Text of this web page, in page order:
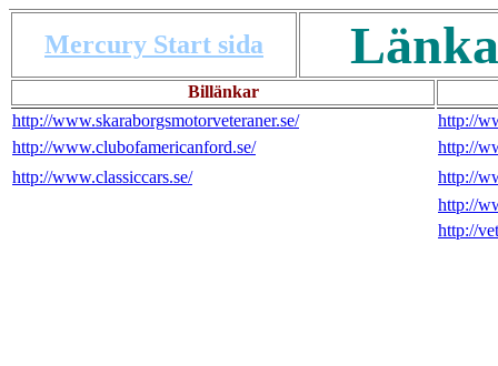
Mercury Start sida
Billänkar
http://www.skaraborgsmotorveteraner.se/
http://
http://www.clubofamericanford.se/
http://
http://www.classiccars.se/
http://
http://
http://